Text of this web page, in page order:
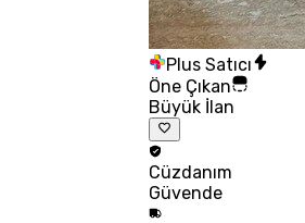
Plus Satıcı
Öne Çıkan
Büyük İlan
Cüzdanım
Güvende